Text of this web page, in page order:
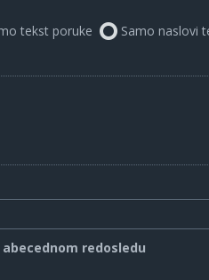
tekst poruke Samo naslovi
redosledu